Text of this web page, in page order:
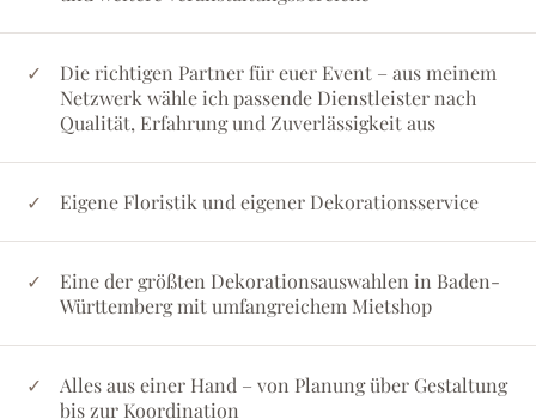
Die richtigen Partner für euer Event – aus meinem
Netzwerk wähle ich passende Dienstleister nach
Qualität, Erfahrung und Zuverlässigkeit aus
Eigene Floristik und eigener Dekorationsservice
Eine der größten Dekorationsauswahlen in Baden-
Württemberg mit umfangreichem Mietshop
Alles aus einer Hand – von Planung über Gestaltung
bis zur Koordination